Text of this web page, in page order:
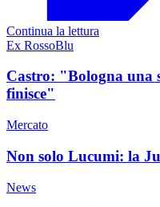
Continua la lettura
Ex RossoBlu
Castro: "Bologna una
finisce"
Mercato
Non solo Lucumi: la
News